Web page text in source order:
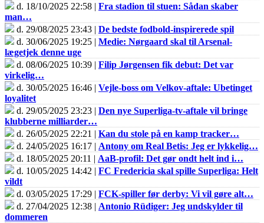
d. 18/10/2025 22:58 | Fra stadion til stuen: Sådan skaber
man…
d. 29/08/2025 23:43 | De bedste fodbold-inspirerede spil
d. 30/06/2025 19:25 | Medie: Nørgaard skal til Arsenal-
lægetjek denne uge
d. 08/06/2025 10:39 | Filip Jørgensen fik debut: Det var
virkelig…
d. 30/05/2025 16:46 | Vejle-boss om Velkov-aftale: Ubetinget
loyalitet
d. 29/05/2025 23:23 | Den nye Superliga-tv-aftale vil bringe
klubberne milliarder…
d. 26/05/2025 22:21 | Kan du stole på en kamp tracker…
d. 24/05/2025 16:17 | Antony om Real Betis: Jeg er lykkelig…
d. 18/05/2025 20:11 | AaB-profil: Det gør ondt helt ind i…
d. 10/05/2025 14:42 | FC Fredericia skal spille Superliga: Helt
vildt
d. 03/05/2025 17:29 | FCK-spiller før derby: Vi vil gøre alt…
d. 27/04/2025 12:38 | Antonio Rüdiger: Jeg undskylder til
dommeren